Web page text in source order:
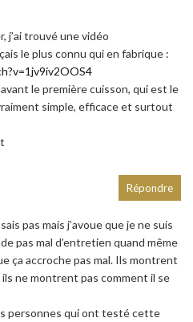
j’ai trouvé une vidéo
le plus connu qui en fabrique :
le première cuisson, qui est le
simple, efficace et surtout
pas mais j’avoue que je ne suis
pas mal d’entretien quand même
ça accroche pas mal. Ils montrent
ne montrent pas comment il se
personnes qui ont testé cette
Répondre